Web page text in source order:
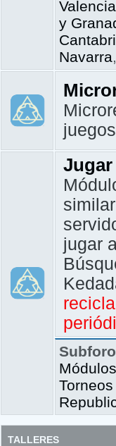
Valencia
y
Navarra
Jugar
jugar
TALLERES